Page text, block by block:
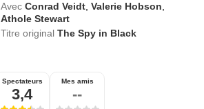
Avec Conrad Veidt ,Valerie Hobson
Athole Stewart
Titre originalThe Spy in Black
Spectateurs
3,4
Mes amis
--